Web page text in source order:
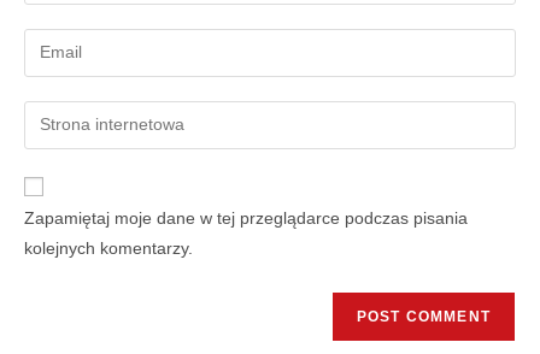
Zapamiętaj moje dane w tej przeglądarce podczas pisania
kolejnych komentarzy.